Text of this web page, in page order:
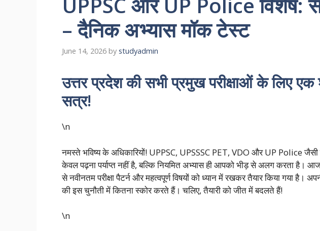
– दैनिक अभ्यास मॉक टेस्ट
June 14, 2026 by studyadmin
उत्तर प्रदेश की सभी प्रमुख परीक्षाओं के लिए एक
सत्र!
\n
नमस्ते भविष्य के अधिकारियों! UPPSC, UPSSSC PET, VDO और UP Police जैसी
केवल पढ़ना पर्याप्त नहीं है, बल्कि नियमित अभ्यास ही आपको भीड़ से अलग करता है।
से नवीनतम परीक्षा पैटर्न और महत्वपूर्ण विषयों को ध्यान में रखकर तैयार किया गया
की इस चुनौती में कितना स्कोर करते हैं। चलिए, तैयारी को जीत में बदलते हैं!
\n